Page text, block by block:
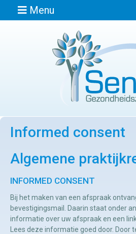
Menu
Afspraak
Locaties
Contact
Osteopathie
Informed consent
Algemene
INFORMED CONSENT
Bij het maken van een afspraak
bevestigingsmail. Daarin staat onder
informatie over uw afspraak en een
Lees deze informatie goed door. Door